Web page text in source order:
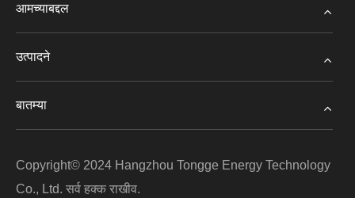
आमच्याबद्दल
उत्पादने
बातम्या
Copyright© 2024 Hangzhou Tongge Energy Technology
Co., Ltd. सर्व हक्क राखीव.